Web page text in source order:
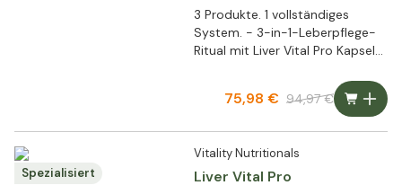
3 Produkte. 1 vollständiges
System. - 3-in-1-Leberpflege-
Ritual mit Liver Vital Pro Kapseln,
Getränkepulver. Vegan, ohne
75,98 € 94,97 €
Spezialisiert
Vitality Nutritionals
Liver Vital Pro